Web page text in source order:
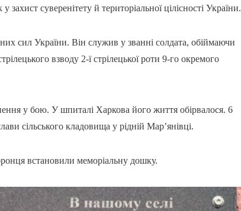
суверенітету й територіальної цілісності України.
сил України. Він служив у званні солдата, обіймаючи
взводу 2-ї стрілецької роти 9-го окремого
у бою. У шпиталі Харкова його життя обірвалося. 6
сільського кладовища у рідній Мар’янівці.
встановили меморіальну дошку.